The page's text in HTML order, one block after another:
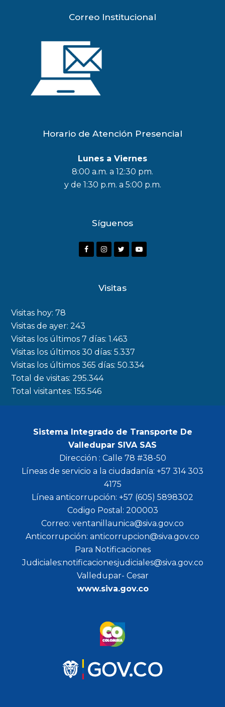
Correo Institucional
Horario de Atención Presencial
Lunes a Viernes
8:00 a.m. a 12:30 pm.
y de 1:30 p.m. a 5:00 p.m.
Síguenos
F
o
k
I
a
m
r
Y
Visitas
Visitas hoy:78
Visitas de ayer:243
Visitas los últimos 7 días:1.463
Visitas los últimos 30 días:5.337
Visitas los últimos 365 días:50.334
Total de visitas:295.344
Total visitantes:155.546
Sistema Integrado de Transporte De
Valledupar SIVA SAS
Dirección : Calle 78 #38-50
Líneas de servicio a la ciudadanía: +57 314 303
4175
Línea anticorrupción: +57 (605) 5898302
Codigo Postal: 200003
Correo: ventanillaunica@siva.gov.co
Anticorrupción: anticorrupcion@siva.gov.co
Para Notificaciones
Judiciales:notificacionesjudiciales@siva.gov.co
Valledupar- Cesar
www.siva.gov.co